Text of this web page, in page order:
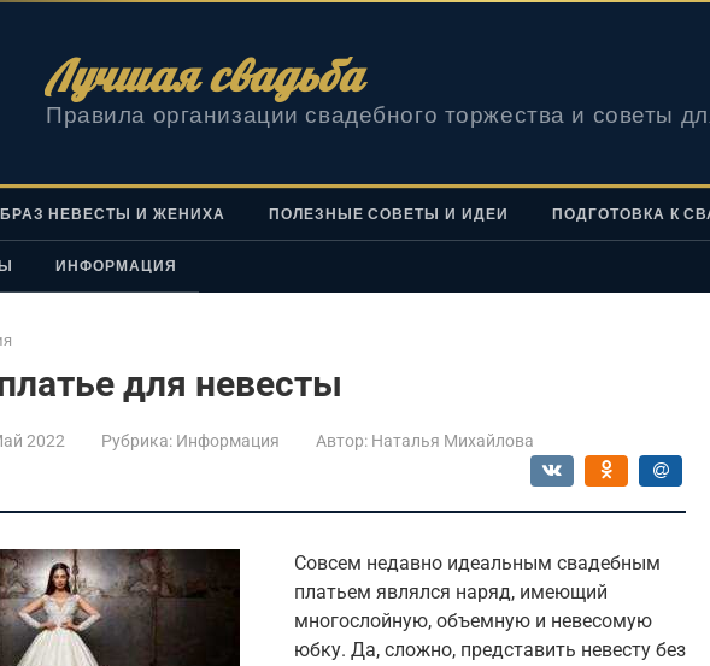
Лучшая свадьба
Правила организации свадебного торжества и советы
НЕВЕСТЫ И ЖЕНИХА ПОЛЕЗНЫЕ СОВЕТЫ И ИДЕИ ПОДГОТОВКА К
ИНФОРМАЦИЯ
для невесты
2022 Рубрика: Информация Автор: Наталья Михайлова
Совсем недавно идеальным свадебным
платьем являлся наряд, имеющий
многослойную, объемную и невесомую
юбку. Да, сложно, представить невесту без